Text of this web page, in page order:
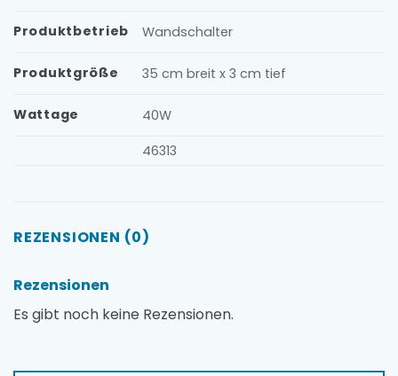
Produktbetrieb Wandschalter
Produktgröße 35 cm breit x 3 cm tief
Wattage
40W
46313
REZENSIONEN (0)
Rezensionen
Es gibt noch keine Rezensionen.